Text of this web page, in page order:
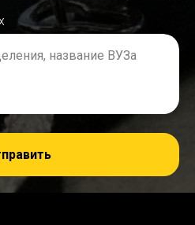
название ВУЗа